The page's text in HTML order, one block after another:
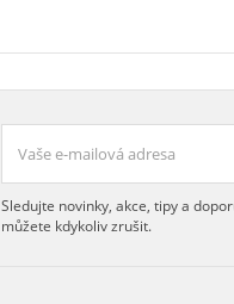
Sledujte novinky, akce, tipy a
můžete kdykoliv zrušit.